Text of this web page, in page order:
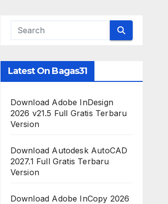
Latest On Bagas31
Download Adobe InDesign
2026 v21.5 Full Gratis Terbaru
Version
Download Autodesk AutoCAD
2027.1 Full Gratis Terbaru
Version
Download Adobe InCopy 2026